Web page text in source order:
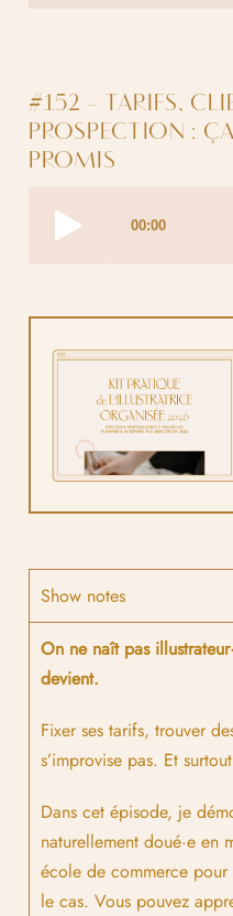
#152 - TARIFS,
PROSPECTION :
PROMIS
Show notes
On ne naît pas
devient.
Fixer ses tarifs, trouver
s’improvise pas. Et
Dans cet épisode, je
naturellement doué·e en
école de commerce pour
le cas. Vous pouvez